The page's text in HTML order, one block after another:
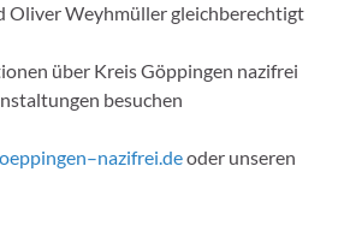
Oliver Weyhmüller gleichberechtigt
über KreisGöppingen nazifrei
besuchen
–nazifrei.deoder unseren